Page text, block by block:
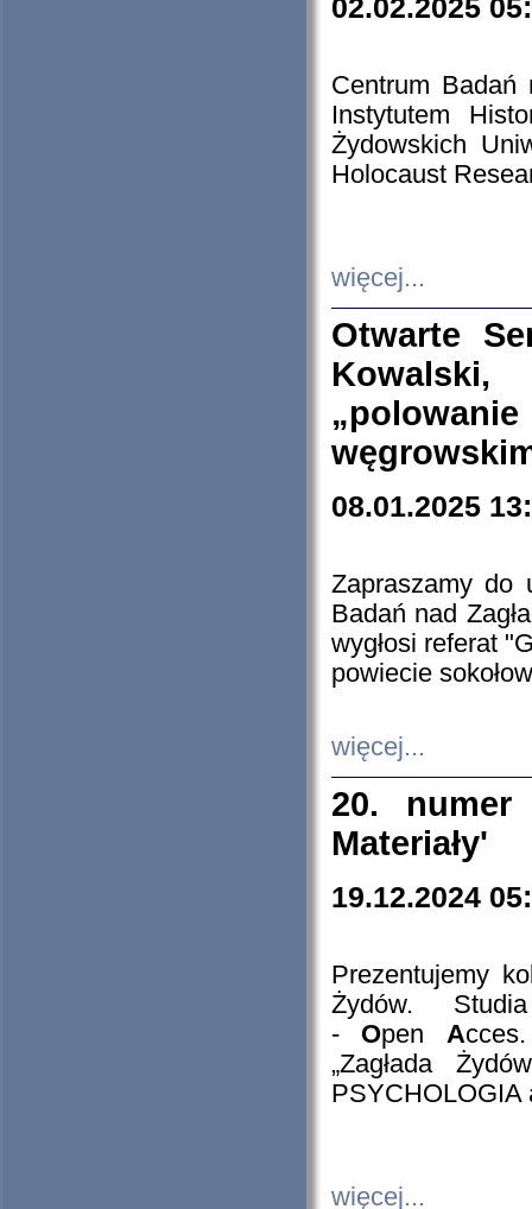
02.02.2025
Centrum Badań
Instytutem
Żydowskich
Holocaust
więcej...
Otwarte
08.01.2025
Zapraszamy do
Badań nad
wygłosi referat
powiecie
więcej...
20. numer
Materiały'
19.12.2024
Prezentujemy
Żydów.
- Open A
„Zagłada
PSYCHOLOGIA
więcej...